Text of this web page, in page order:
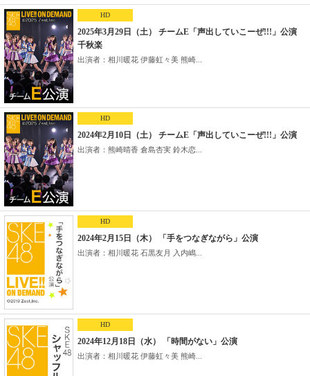
HD
2025年3月29日（土） チームE「声出していこーぜ!!!」公演
千秋楽
出演者：相川暖花 伊藤虹々美 熊崎...
HD
2024年2月10日（土） チームE「声出していこーぜ!!!」公演
出演者：熊崎晴香 倉島杏実 鈴木恋...
HD
2024年2月15日（木） 「手をつなぎながら」公演
出演者：相川暖花 石黒友月 入内嶋...
HD
2024年12月18日（水） 「時間がない」公演
出演者：相川暖花 伊藤虹々美 熊崎...